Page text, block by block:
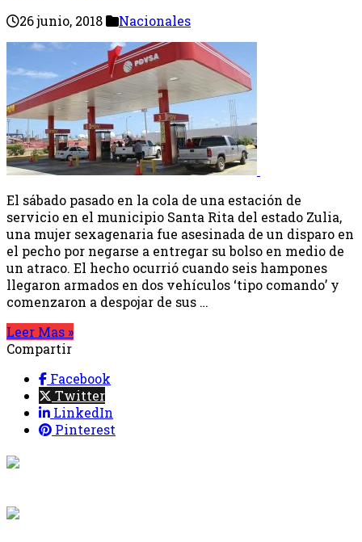
26 junio, 2018 Nacionales
El sábado pasado en la cola de una estación de
servicio en el municipio Santa Rita del estado Zulia,
una mujer sexagenaria fue asesinada de un disparo en
el pecho por negarse a entregar su bolso en medio de
un atraco. El hecho ocurrió cuando seis hampones
llegaron armados en dos vehículos ‘tipo comando’ y
comenzaron a despojar de sus …
Leer Mas »
Compartir
Facebook
Twitter
LinkedIn
Pinterest